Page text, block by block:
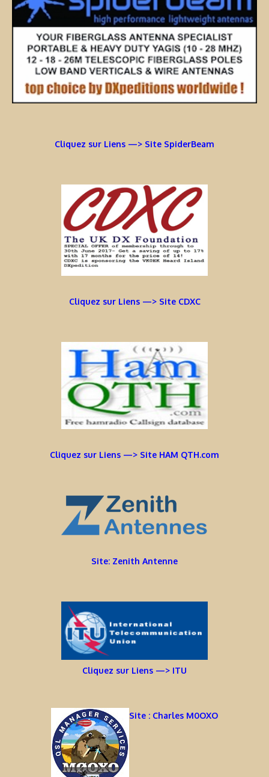
Cliquez sur Liens —> Site SpiderBeam
Cliquez sur Liens —> Site CDXC
Cliquez sur Liens —> Site HAM QTH.com
Site: Zenith Antenne
Cliquez sur Liens —> ITU
Site : Charles M0OXO